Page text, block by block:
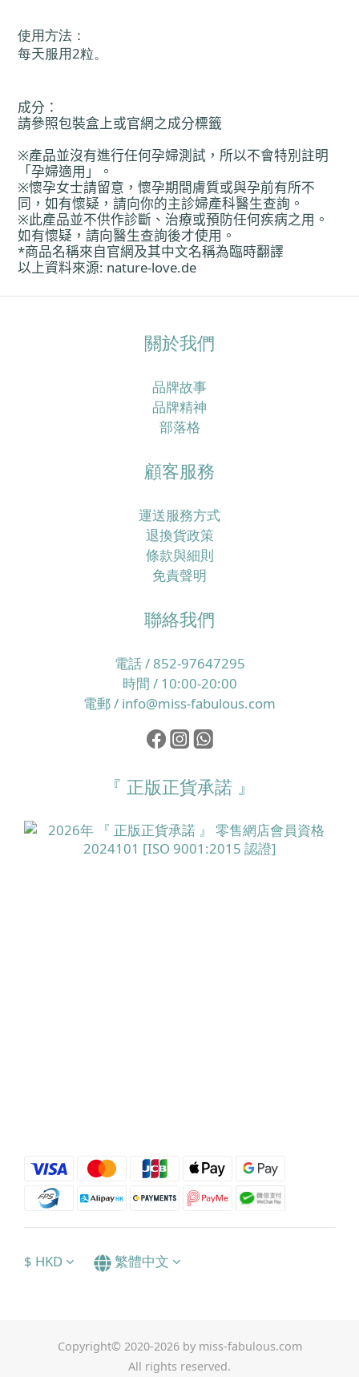
使用方法：
每天服用2粒。
成分 ：
請參照包裝盒上或官網之成分標籤
※產品並沒有進行任何孕婦測試，所以不會特別註明
「孕婦適用」。
※懷孕女士請留意，懷孕期間膚質或與孕前有所不
同，如有懷疑，請向你的主診婦產科醫生查詢。
※此產品並不供作診斷、治療或預防任何疾病之用。
如有懷疑，請向醫生查詢後才使用。
*商品名稱來自官網及其中文名稱為臨時翻譯
以上資料來源: nature-love.de
關於我們
品牌故事
品牌精神
部落格
顧客服務
運送服務方式
退換貨政策
條款與細則
免責聲明
聯絡我們
電話 / 852-97647295
時間 / 10:00-20:00
電郵 / info@miss-fabulous.com
『 正版正貨承諾 』
$ HKD 繁體中文
Copyright© 2020-2026 by miss-fabulous.com
All rights reserved.